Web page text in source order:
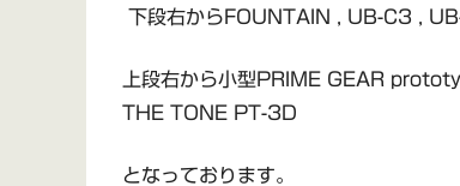
下段右からFOUNTAIN , UB-C3 ,
上段右から小型PRIME GEAR
THE TONE PT-3D
となっております。